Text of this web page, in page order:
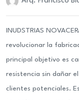
INUDSTRIAS
revolucionar la
principal objetivo es
resistencia sin dañar
clientes potenciales.